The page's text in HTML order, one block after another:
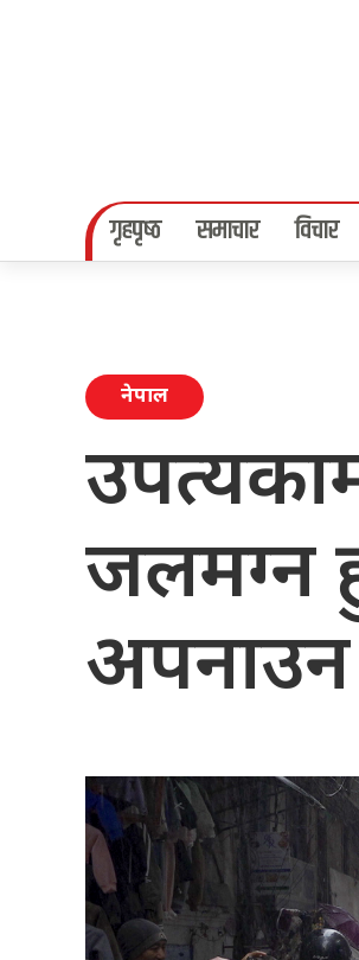
गृहपृष्‍ठ समाचार विचार
नेपाल
जलमग्न